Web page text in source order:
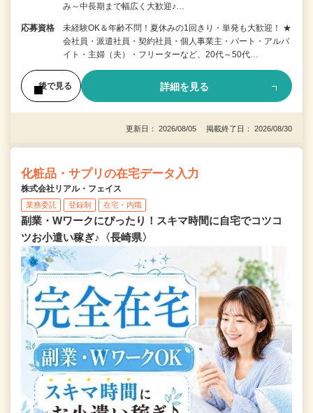
み～中長期まで幅広く大歓迎♪…
応募資格
未経験OK＆年齢不問！夏休みの1回きり・単発も大歓迎！ ★
会社員・派遣社員・契約社員・個人事業主・パート・アルバ
イト・主婦（夫）・フリーターなど、20代～50代…
後で見る 詳細を見る
更新日： 2026/08/05 掲載終了日： 2026/08/30
化粧品・サプリの在宅データ入力
株式会社リアル・フェイス
業務委託 登録制 在宅・内職
副業・Wワークにぴったり！スキマ時間に自宅でコツコ
ツお小遣い稼ぎ♪〈長崎県〉